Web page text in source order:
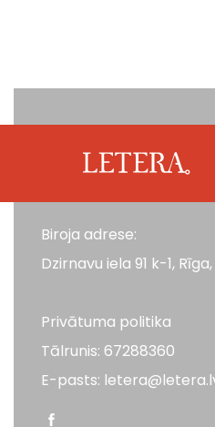
Biroja adrese:
Dzirnavu iela 91 k-1, Rīga,
Privātuma politika
Tālrunis: 67288360
E-pasts: